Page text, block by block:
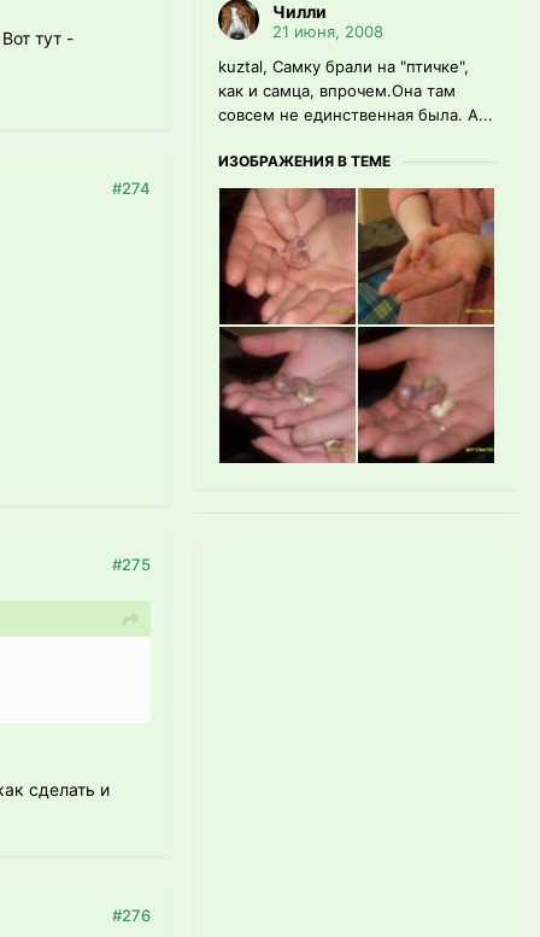
тут -
#274
#275
сделать и
#276
Чилли
21 июня, 2008
kuztal, Самку брали на "птичке",
как и самца, впрочем.Она там
совсем не единственная была. А...
ИЗОБРАЖЕНИЯ В ТЕМЕ